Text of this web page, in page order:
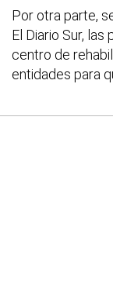
Por otra parte,
El Diario Sur,
centro de
entidades para